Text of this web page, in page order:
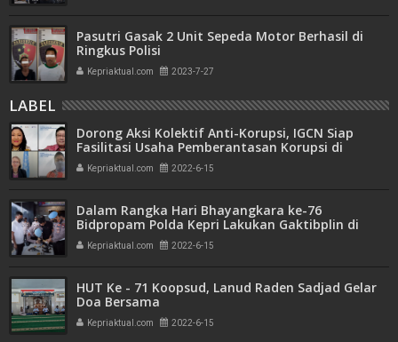
Pasutri Gasak 2 Unit Sepeda Motor Berhasil di
Ringkus Polisi
Kepriaktual.com 2023-7-27
LABEL
Dorong Aksi Kolektif Anti-Korupsi, IGCN Siap
Fasilitasi Usaha Pemberantasan Korupsi di
Indonesia
Kepriaktual.com 2022-6-15
Dalam Rangka Hari Bhayangkara ke-76
Bidpropam Polda Kepri Lakukan Gaktibplin di
Polres Karimun
Kepriaktual.com 2022-6-15
HUT Ke - 71 Koopsud, Lanud Raden Sadjad Gelar
Doa Bersama
Kepriaktual.com 2022-6-15